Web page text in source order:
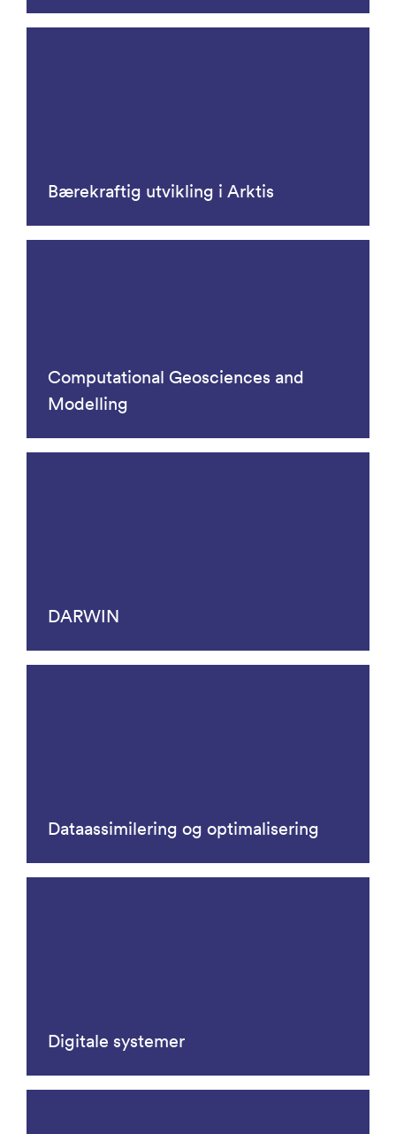
Bærekraftig utvikling i Arktis
Computational Geosciences and
Modelling
DARWIN
Dataassimilering og optimalisering
Digitale systemer